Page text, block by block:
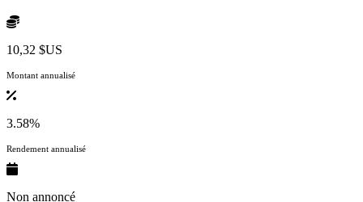
10,32 $US
Montant annualisé
3.58%
Rendement annualisé
Non annoncé